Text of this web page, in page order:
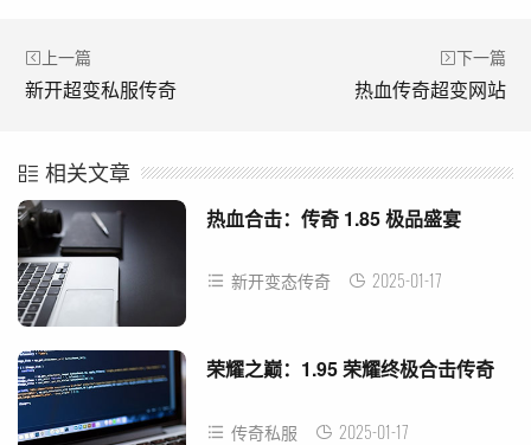
上一篇
新开超变私服传奇
下一篇
热血传奇超变网站
相关文章
热血合击：传奇 1.85 极品盛宴
新开变态传奇 2025-01-17
荣耀之巅：1.95 荣耀终极合击传奇
传奇私服 2025-01-17